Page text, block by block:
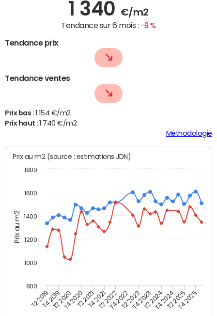
1 340 €/m2
Tendance sur 6 mois : -9 %
Tendance prix
Tendance ventes
Prix bas :
1 154 €/m2
Prix haut :
1 740 €/m2
Méthodologie
Prix au m2
Prix au m2 (source : estimations JDN)
T2 2019T4 2019T2 2020T4 2020T2 2021T4 2021T2 2022T4 2022T2 2023T4 2023T2 2024T4 2024T2 2025T4 2025
800
1000
1200
1400
1600
1800